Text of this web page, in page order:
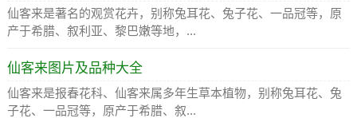
仙客来是著名的观赏花卉，别称兔耳花、兔子花、一品冠等，原
产于希腊、叙利亚、黎巴嫩等地，...
仙客来图片及品种大全
仙客来是报春花科、仙客来属多年生草本植物，别称兔耳花、兔
子花、一品冠等，原产于希腊、叙...